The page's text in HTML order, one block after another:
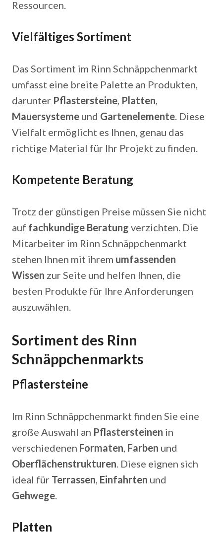
Ressourcen.
Vielfältiges Sortiment
Das Sortiment im Rinn Schnäppchenmarkt
umfasst eine breite Palette an Produkten,
darunter Pflastersteine, Platten,
Mauersysteme und Gartenelemente. Diese
Vielfalt ermöglicht es Ihnen, genau das
richtige Material für Ihr Projekt zu finden.
Kompetente Beratung
Trotz der günstigen Preise müssen Sie nicht
auf fachkundige Beratung verzichten. Die
Mitarbeiter im Rinn Schnäppchenmarkt
stehen Ihnen mit ihrem umfassenden
Wissen zur Seite und helfen Ihnen, die
besten Produkte für Ihre Anforderungen
auszuwählen.
Sortiment des Rinn
Schnäppchenmarkts
Pflastersteine
Im Rinn Schnäppchenmarkt finden Sie eine
große Auswahl an Pflastersteinen in
verschiedenen Formaten, Farben und
Oberflächenstrukturen. Diese eignen sich
ideal für Terrassen, Einfahrten und
Gehwege.
Platten